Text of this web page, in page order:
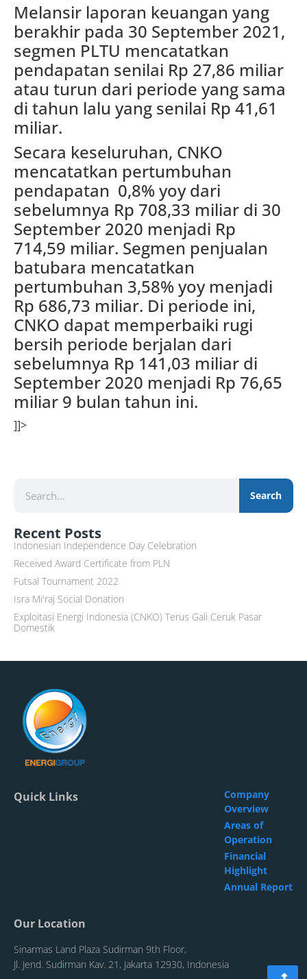
Melansir laporan keuangan yang
berakhir pada 30 September 2021,
segmen PLTU mencatatkan
pendapatan senilai Rp 27,86 miliar
atau turun dari periode yang sama
di tahun lalu yang senilai Rp 41,61
miliar.
Secara keseluruhan, CNKO
mencatatkan pertumbuhan
pendapatan 0,8% yoy dari
sebelumnya Rp 708,33 miliar di 30
September 2020 menjadi Rp
714,59 miliar. Segmen penjualan
batubara mencatatkan
pertumbuhan 3,58% yoy menjadi
Rp 686,73 miliar. Di periode ini,
CNKO dapat memperbaiki rugi
bersih periode berjalan dari
sebelumnya Rp 141,03 miliar di
September 2020 menjadi Rp 76,65
miliar 9 bulan tahun ini.
]]>
Search
Recent Posts
Indonesian Independence Day Celebration
Received Award Certificate from PLN
Futsal Tournament 2022
Isra Mi'raj Social Donation
Exploitasi Energi Indonesia (CNKO) Terus Gali Ceruk Pasar
Domestik
Quick Links
Company
Overview
Areas of
Operation
Financial
Highlight
Annual Report
Our Location
Sinarmas Land Plaza Sudirman 9th Floor,
Jl. Jend. Sudirman Kav. 21, Jakarta 12930, Indonesia